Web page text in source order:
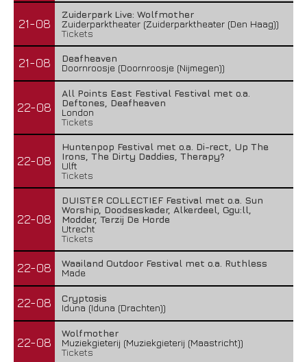
21-08
Zuiderpark Live: Wolfmother
Zuiderparktheater (Zuiderparktheater (Den Haag))
Tickets
21-08
Deafheaven
Doornroosje (Doornroosje (Nijmegen))
22-08
All Points East Festival Festival met o.a.
Deftones, Deafheaven
London
Tickets
22-08
Huntenpop Festival met o.a. Di-rect, Up The
Irons, The Dirty Daddies, Therapy?
Ulft
Tickets
22-08
DUISTER COLLECTIEF Festival met o.a. Sun
Worship, Doodseskader, Alkerdeel, Ggu:ll,
Modder, Terzij De Horde
Utrecht
Tickets
22-08
Waailand Outdoor Festival met o.a. Ruthless
Made
22-08
Cryptosis
Iduna (Iduna (Drachten))
22-08
Wolfmother
Muziekgieterij (Muziekgieterij (Maastricht))
Tickets